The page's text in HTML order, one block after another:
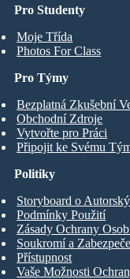
Pro Studenty
Moje Třída
Photos For Class
Pro Týmy
Bezplatná Zkušební
Obchodní Zdroje
Vytvořte pro Práci
Připojit ke Svému
Politiky
Storyboard o
Podmínky Použití
Zásady Ochrany
Soukromí a
Přístupnost
Vaše Možnosti